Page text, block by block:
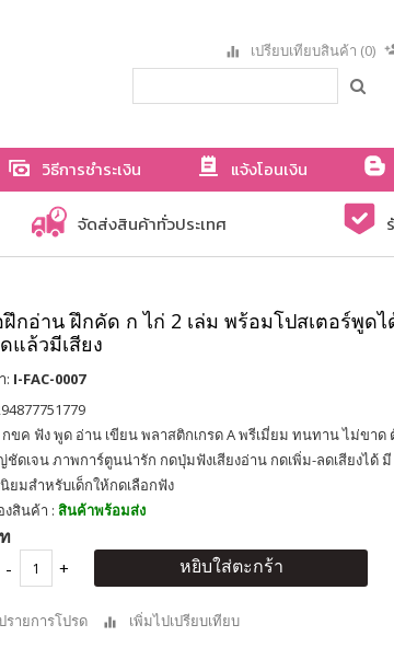
เปรียบเทียบสินค้า (0)
วิธีการชำระเงิน แจ้งโอนเงิน
จัดส่งสินค้าทั่วประเทศ
กอ่าน ฝึกคัด ก ไก่ 2 เล่ม พร้อมโปสเตอร์พูดไ
แล้วมีเสียง
: I-FAC-0007
กขค ฟัง พูด อ่าน เขียน พลาสติกเกรด A พรีเมี่ยม ทนทาน ไม่ขาด
ดเจน ภาพการ์ตูนน่ารัก กดปุ่มฟังเสียงอ่าน กดเพิ่ม-ลดเสียงได้ มี
ยมสำหรับเด็กให้กดเลือกฟัง
สินค้า : สินค้าพร้อมส่ง
หยิบใส่ตะกร้า
รายการโปรด เพิ่มไปเปรียบเทียบ